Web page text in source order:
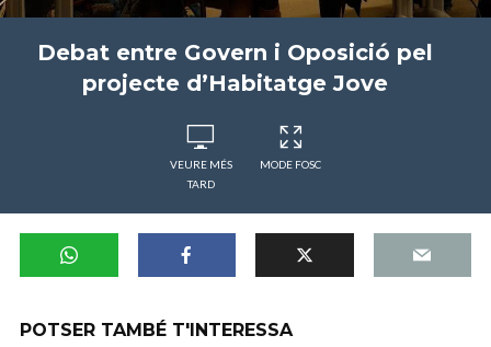
Debat entre Govern i Oposició pel
projecte d’Habitatge Jove
VEURE MÉS
TARD
MODE FOSC
POTSER TAMBÉ T'INTERESSA